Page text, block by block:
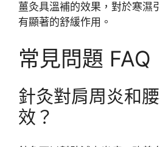
薑灸具溫補的效果，對於寒濕
有顯著的舒緩作用。
常見問題 FAQ
針灸對肩周炎和
效？